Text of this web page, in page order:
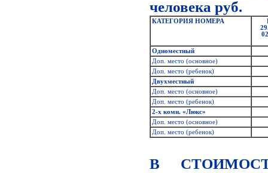
человека руб.
КАТЕГОРИЯ НОМЕРА
Одноместный
Доп. место (основное)
Доп. место (ребенок)
Двухместный
Доп. место (основное)
Доп. место (ребенок)
2-х комн. «Люкс»
Доп. место (основное)
Доп. место (ребенок)
В